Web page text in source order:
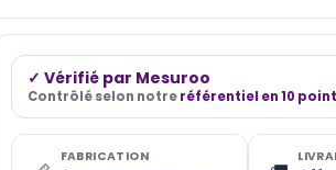
✓ Vérifié par Mesuroo
Contrôlé selon notreréférentiel en 10
FABRICATION